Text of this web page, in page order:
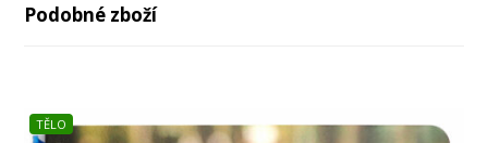
Podobné zboží
TĚLO
TĚLO
ZVÍŘATA
TĚLO
ZVÍŘATA
ZVÍŘATA
RECEPTY
TĚLO
STROJE